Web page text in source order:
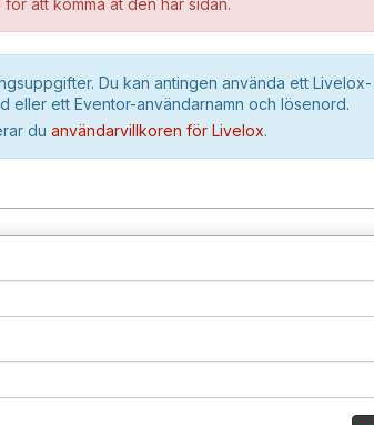
att komma åt den här sidan.
Du kan antingen använda ett Livelox-
eller ett Eventor-användarnamn och lösenord.
du användarvillkoren för Livelox.